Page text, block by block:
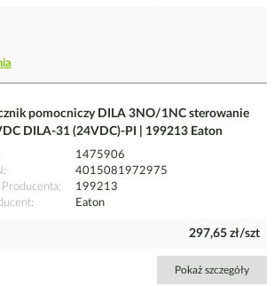
pomocniczy DILA 3NO/1NC sterowanie
DILA-31 (24VDC)-PI | 199213 Eaton
1475906
4015081972975
Producenta
199213
Eaton
297,65 zł/szt
Pokaż szczegóły